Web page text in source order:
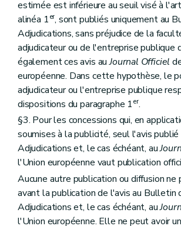
estimée est inférieure au seuil visé à
alinéa 1er, sont publiés uniquement au
Adjudications, sans préjudice de la
adjudicateur ou de l'entreprise publique
également ces avis auJournal Officiel
européenne. Dans cette hypothèse, le
adjudicateur ou l'entreprise publique
dispositions du paragraphe 1er.
§3. Pour les concessions qui, en
soumises à la publicité, seul l'avis
Adjudications et, le cas échéant, au
l'Union européenne vaut publication
Aucune autre publication ou diffusion ne
avant la publication de l'avis au Bulletin
Adjudications et, le cas échéant, au
l'Union européenne. Elle ne peut avoir